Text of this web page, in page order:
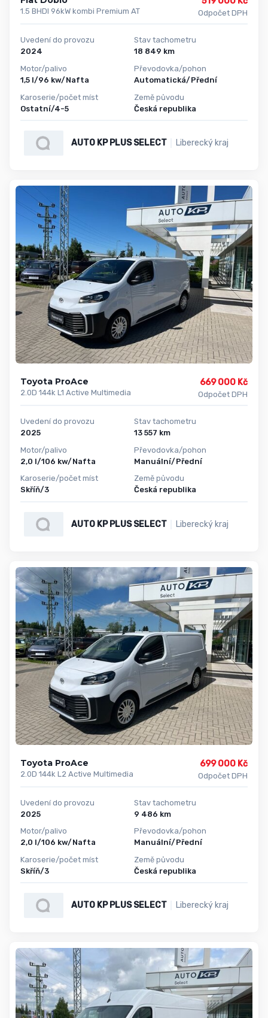
1.5 BHDI 96kW kombi Premium AT Odpočet DPH
Uvedení do provozu
2024
Motor/palivo
1,5 l/96 kw/Nafta
Karoserie/počet míst
Ostatní/4-5
Stav tachometru
18 849 km
Převodovka/pohon
Automatická/Přední
Země původu
Česká republika
AUTO KP PLUS SELECT Liberecký kraj
Toyota ProAce
2.0D 144k L1 Active Multimedia
669 000 Kč
Odpočet DPH
Uvedení do provozu
2025
Motor/palivo
2,0 l/106 kw/Nafta
Karoserie/počet míst
Skříň/3
Stav tachometru
13 557 km
Převodovka/pohon
Manuální/Přední
Země původu
Česká republika
AUTO KP PLUS SELECT Liberecký kraj
Toyota ProAce
2.0D 144k L2 Active Multimedia
699 000 Kč
Odpočet DPH
Uvedení do provozu
2025
Motor/palivo
2,0 l/106 kw/Nafta
Karoserie/počet míst
Skříň/3
Stav tachometru
9 486 km
Převodovka/pohon
Manuální/Přední
Země původu
Česká republika
AUTO KP PLUS SELECT Liberecký kraj